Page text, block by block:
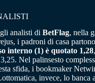
analisti di BetFlag, nella
i padroni di casa
interno (1) è quotato 1,28
Nel palinsesto
sfida, i bookmaker
invece, lo banca